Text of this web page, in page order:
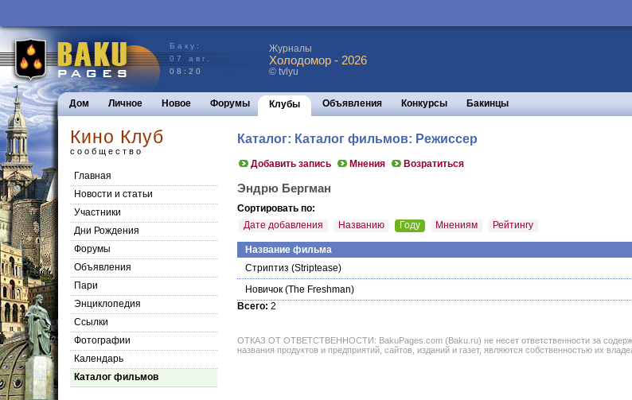
Баку:
07 авг.
08:20
Журналы
Холодомор - 2026
© tvlyu
Дом Личное Новое Форумы Клубы Объявления Конкурсы Бакинцы
Кино Клуб
сообщество
Главная
Новости и статьи
Участники
Дни Рождения
Форумы
Объявления
Пари
Энциклопедия
Cсылки
Фотографии
Календарь
Каталог фильмов
Каталог: Каталог фильмов: Режиссер
Добавить запись Мнения Возратиться
Эндрю Бергман
Сортировать по:
Дате добавления
Названию Году Мнениям Рейтингу
Название фильма
Стриптиз (Striptease)
Новичок (The Freshman)
Всего: 2
ОТКАЗ ОТ ОТВЕТСТВЕННОСТИ: BakuPages.com (Baku.ru) не несет ответственности за
названия продуктов и предприятий, сайтов, изданий и газет, являются собственностью их